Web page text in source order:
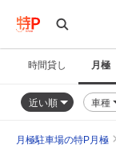
時間貸し 月極
近い順 車種
月極駐車場の特P月極